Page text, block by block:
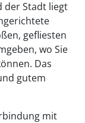
der Stadt liegt
gefliesten
wo Sie
Das
gutem
mit